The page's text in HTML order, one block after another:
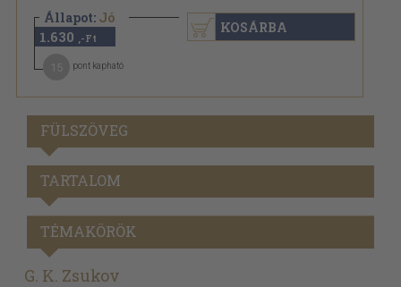
Állapot: Jó
1.630 ,-Ft
pont kapható
KOSÁRBA
FÜLSZÖVEG
TARTALOM
TÉMAKÖRÖK
G. K. Zsukov